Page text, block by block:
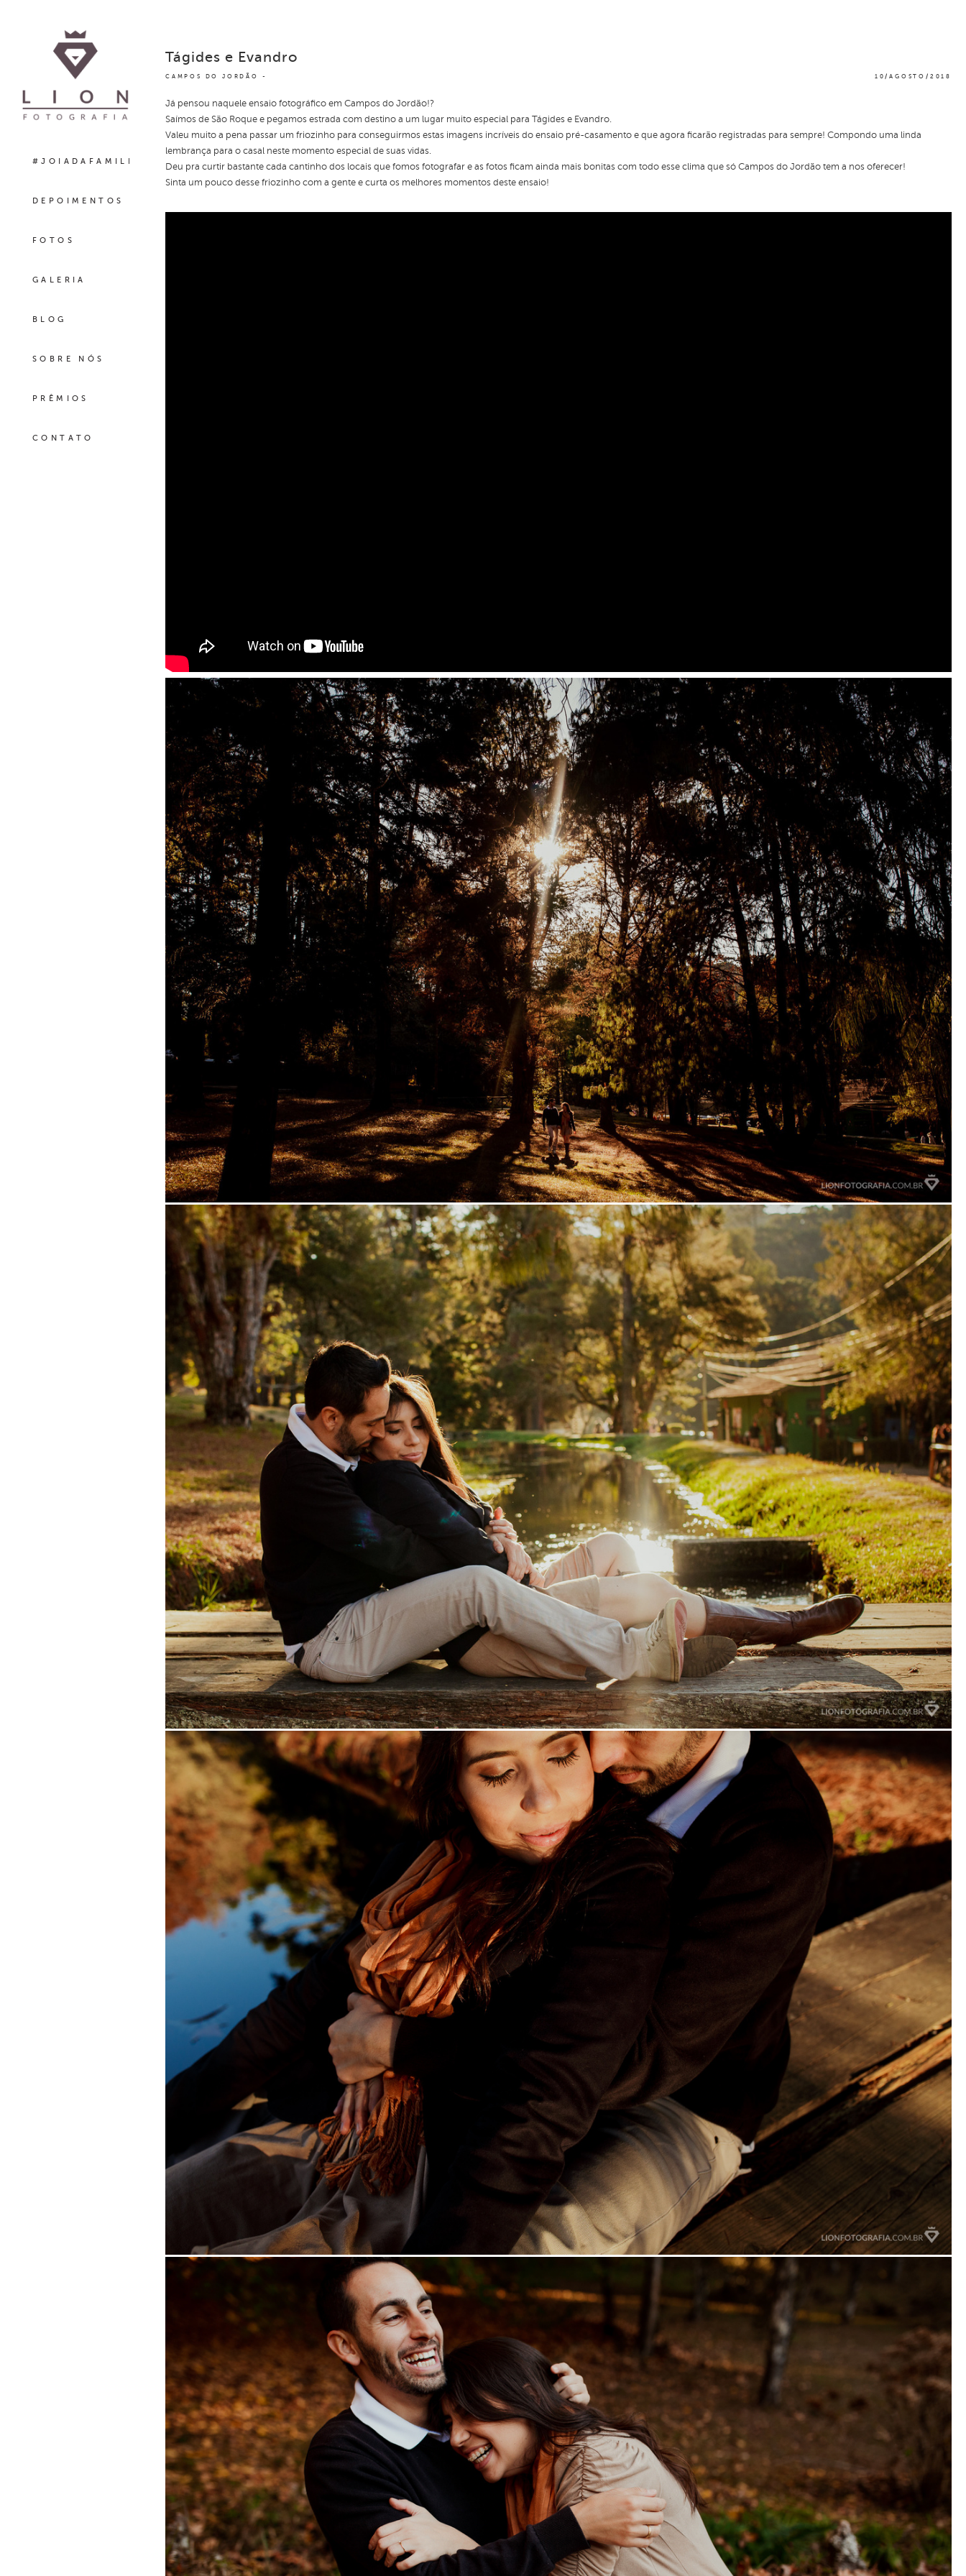
#JOIADAFAMILIA
DEPOIMENTOS
FOTOS
GALERIA
BLOG
SOBRE NÓS
PRÊMIOS
CONTATO
CAMPOS DO JORDÃO 10/AGOSTO/2018
Tágides e Evandro
Já pensou naquele ensaio fotográfico em Campos do Jordão!?
Saímos de São Roque e pegamos estrada com destino a um lugar muito especial para Tágides e Evandro.
Valeu muito a pena passar um friozinho para conseguirmos estas imagens incríveis do ensaio pré-casamento e que agora ficarão registradas para sempre! Compondo uma linda
lembrança para o casal neste momento especial de suas vidas.
Deu pra curtir bastante cada cantinho dos locais que fomos fotografar e as fotos ficam ainda mais bonitas com todo esse clima que só Campos do Jordão tem a nos oferecer!
Sinta um pouco desse friozinho com a gente e curta os melhores momentos deste ensaio!